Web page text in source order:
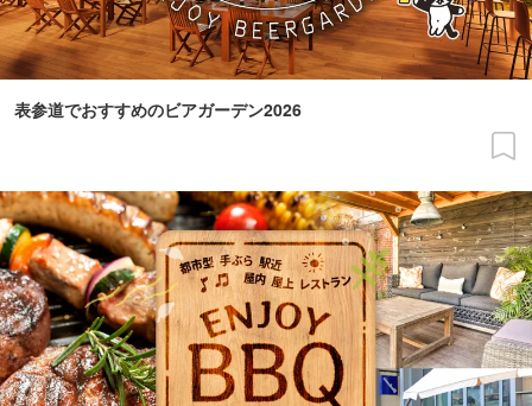
表参道でおすすめのビアガーデン2026